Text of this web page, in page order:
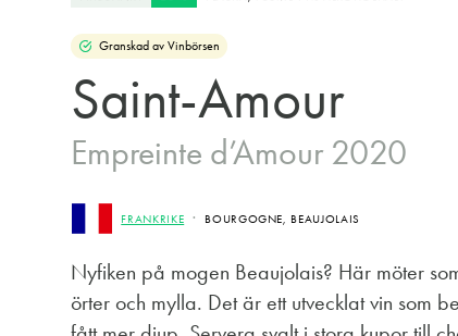
Granskad av Vinbörsen
Saint-Amour
Empreinte d’Amour 2020
FRANKRIKE BOURGOGNE, BEAUJOLAIS
Nyfiken på mogen Beaujolais? Här möter
örter och mylla. Det är ett utvecklat vin som